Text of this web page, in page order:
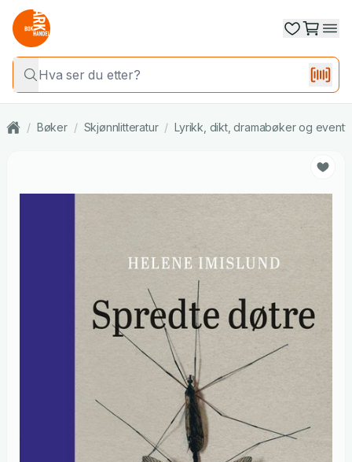
/ Bøker / Skjønnlitteratur / Lyrikk, dikt, dramabøker og